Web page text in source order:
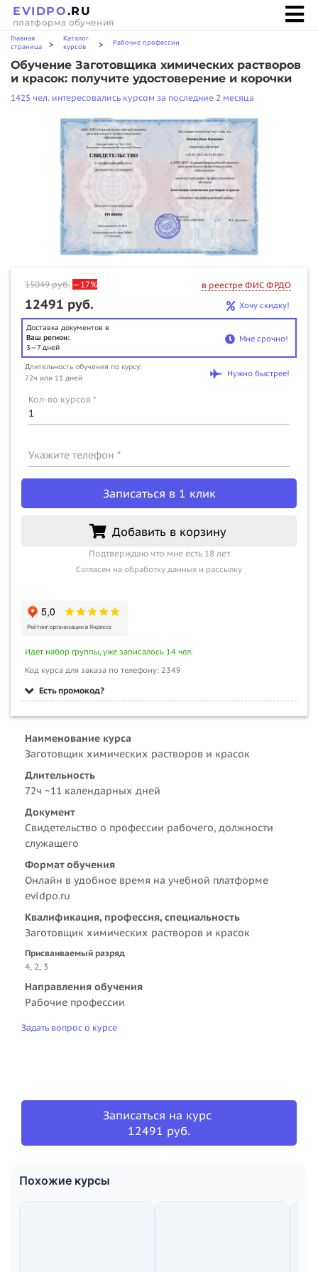
EVIDPO.RU
платформа обучения
Главная
страница
>
Каталог
курсов
> Рабочие профессии
Обучение Заготовщика химических растворов
и красок: получите удостоверение и корочки
1425 чел. интересовались курсом за последние 2 месяца
15049руб. —17% в реестре ФИС ФРДО
12491 руб. Хочу скидку!
Доставка документов в
Ваш регион:
3—7 дней
Мне срочно!
Длительность обучения по курсу:
72ч или 11 дней
Нужно быстрее!
Кол-во курсов *
Укажите телефон *
Записаться в 1 клик
Добавить в корзину
Подтверждаю что мне есть 18 лет
Согласен на обработку данных и рассылку
Идет набор группы, уже записалось 14 чел.
Код курса для заказа по телефону: 2349
Есть промокод?
Наименование курса
Заготовщик химических растворов и красок
Длительность
72ч ~11 календарных дней
Документ
Свидетельство о профессии рабочего, должности
служащего
Формат обучения
Онлайн в удобное время на учебной платформе
evidpo.ru
Квалификация, профессия, специальность
Заготовщик химических растворов и красок
Присваиваемый разряд
4, 2, 3
Направления обучения
Рабочие профессии
Задать вопрос о курсе
Записаться на курс
12491 руб.
Похожие курсы